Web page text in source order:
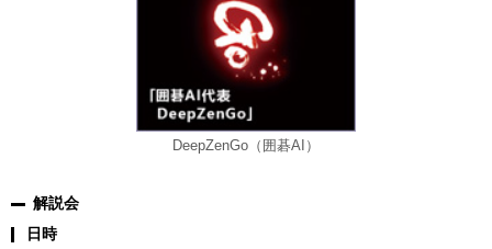
DeepZenGo（囲碁AI）
解説会
日時